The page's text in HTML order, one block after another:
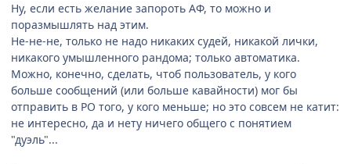
Ну, если есть желание запороть АФ, то можно и
поразмышлять над этим.
Не-не-не, только не надо никаких судей, никакой лички,
никакого умышленного рандома; только автоматика.
Можно, конечно, сделать, чтоб пользователь, у кого
больше сообщений (или больше кавайности) мог бы
отправить в РО того, у кого меньше; но это совсем не катит:
не интересно, да и нету ничего общего с понятием
"дуэль"...